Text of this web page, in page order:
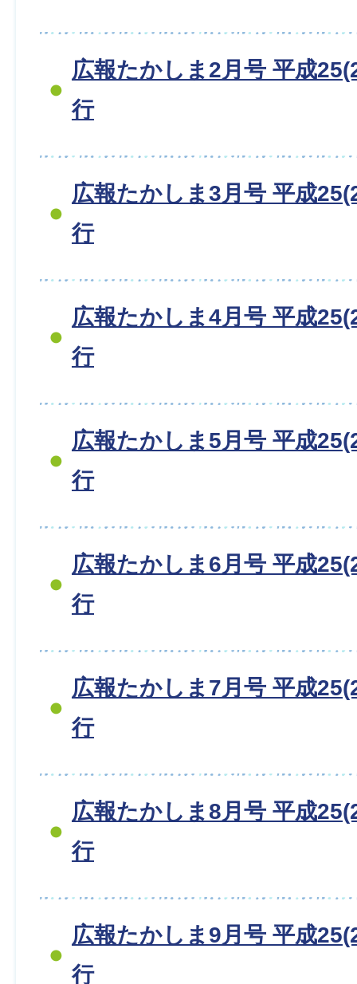
広報たかしま2月号 平成
行
広報たかしま3月号 平成
行
広報たかしま4月号 平成
行
広報たかしま5月号 平成
行
広報たかしま6月号 平成
行
広報たかしま7月号 平成
行
広報たかしま8月号 平成
行
広報たかしま9月号 平成
行